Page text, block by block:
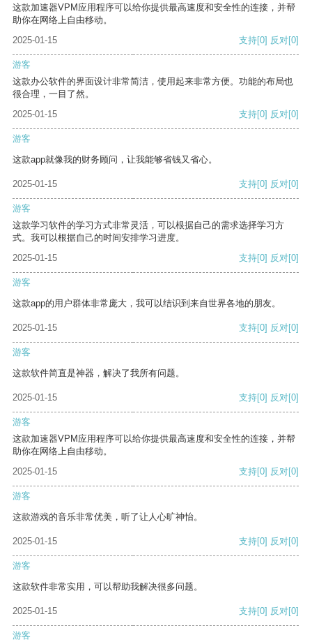
这款加速器VPM应用程序可以给你提供最高速度和安全性的连接，并帮
助你在网络上自由移动。
2025-01-15
支持[0] 反对[0]
游客
这款办公软件的界面设计非常简洁，使用起来非常方便。功能的布局也
很合理，一目了然。
2025-01-15
支持[0] 反对[0]
游客
这款app就像我的财务顾问，让我能够省钱又省心。
2025-01-15 支持[0] 反对[0]
游客
这款学习软件的学习方式非常灵活，可以根据自己的需求选择学习方
式。我可以根据自己的时间安排学习进度。
2025-01-15
支持[0] 反对[0]
游客
这款app的用户群体非常庞大，我可以结识到来自世界各地的朋友。
2025-01-15 支持[0] 反对[0]
游客
这款软件简直是神器，解决了我所有问题。
2025-01-15 支持[0] 反对[0]
游客
这款加速器VPM应用程序可以给你提供最高速度和安全性的连接，并帮
助你在网络上自由移动。
2025-01-15
支持[0] 反对[0]
游客
这款游戏的音乐非常优美，听了让人心旷神怡。
2025-01-15 支持[0] 反对[0]
游客
这款软件非常实用，可以帮助我解决很多问题。
2025-01-15 支持[0] 反对[0]
游客